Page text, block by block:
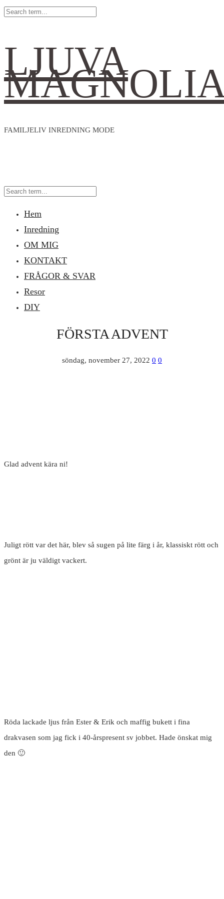
LJUVA
FAMILJELIV INREDNING MODE
Hem
Inredning
OM MIG
KONTAKT
FRÅGOR & SVAR
Resor
DIY
FÖRSTA ADVENT
söndag, november 27, 2022 0 0
Glad advent kära ni!
Juligt rött var det här, blev så sugen på lite färg i år, klassiskt rött och
grönt är ju väldigt vackert.
Röda lackade ljus från Ester & Erik och maffig bukett i fina
drakvasen som jag fick i 40-årspresent sv jobbet. Hade önskat mig
den 🙂